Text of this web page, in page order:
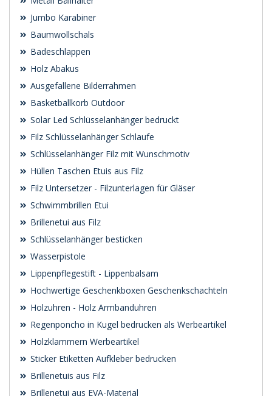
Jumbo Karabiner
Baumwollschals
Badeschlappen
Holz Abakus
Ausgefallene Bilderrahmen
Basketballkorb Outdoor
Solar Led Schlüsselanhänger bedruckt
Filz Schlüsselanhänger Schlaufe
Schlüsselanhänger Filz mit Wunschmotiv
Hüllen Taschen Etuis aus Filz
Filz Untersetzer - Filzunterlagen für Gläser
Schwimmbrillen Etui
Brillenetui aus Filz
Schlüsselanhänger besticken
Wasserpistole
Lippenpflegestift - Lippenbalsam
Hochwertige Geschenkboxen Geschenkschachteln
Holzuhren - Holz Armbanduhren
Regenponcho in Kugel bedrucken als Werbeartikel
Holzklammern Werbeartikel
Sticker Etiketten Aufkleber bedrucken
Brillenetuis aus Filz
Brillenetui aus EVA-Material